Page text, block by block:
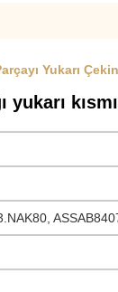
Yukarı Çekin